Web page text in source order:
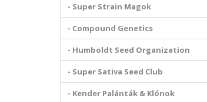
- Super Strain Magok
- Compound Genetics
- Humboldt Seed Organization
- Super Sativa Seed Club
- Kender Palánták & Klónok